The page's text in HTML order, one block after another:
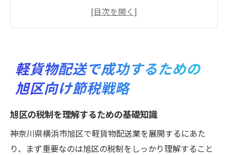
旭区での節税に役立つ法的アドバイス
地域特性を活かした旭区の軽貨物配送節税術
旭区の交通インフラを活用した経費削減法
地域密着型の配送プランニングのメリット
地理的特性を活かした効率的なルート設定
地元企業と連携した節税と収益向上策
軽貨物配送で成功するための
旭区向け節税戦略
旭区の税制を理解するための基礎知識
神奈川県横浜市旭区で軽貨物配送業を展開するにあた
り、まず重要なのは旭区の税制をしっかり理解すること